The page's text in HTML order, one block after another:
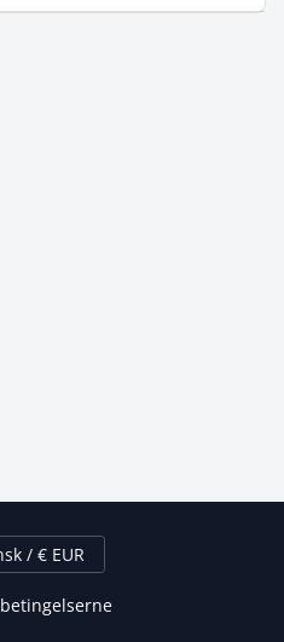
Dansk / € EUR
betingelserne